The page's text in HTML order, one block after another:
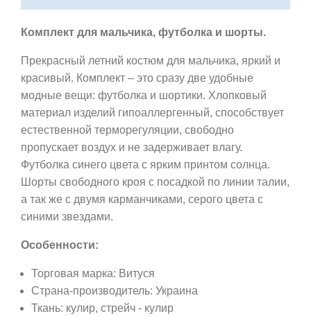
Комплект для мальчика, футболка и шорты.
Прекрасный летний костюм для мальчика, яркий и
красивый. Комплект – это сразу две удобные
модные вещи: футболка и шортики. Хлопковый
материал изделий гипоаллергенный, способствует
естественной терморегуляции, свободно
пропускает воздух и не задерживает влагу.
Футболка синего цвета с ярким принтом солнца.
Шорты свободного кроя с посадкой по линии талии,
а так же с двумя карманчиками, серого цвета с
синими звездами.
Особенности:
Торговая марка: Витуся
Страна-производитель: Украина
Ткань: кулир, стрейч - кулир